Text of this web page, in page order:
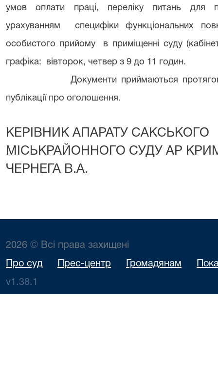
умов оплати праці, переліку питань для
урахуванням специфіки функціональних
особистого прийому в приміщенні суду
графіка: вівторок, четвер з 9 до 11 годин.
Документи приймаються
публікації про оголошення.
КЕРІВНИК АПАРАТУ САКСЬКОГО
МІСЬКРАЙОННОГО
ЧЕРНЕГА В.А.
2026 © Всі права захищені
Про суд Прес-центр Громадянам
v1.38.1